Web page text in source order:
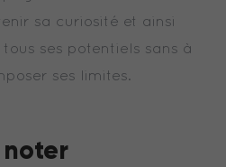
sa curiosité et ainsi
ses potentiels sans à
ses limites.
noter